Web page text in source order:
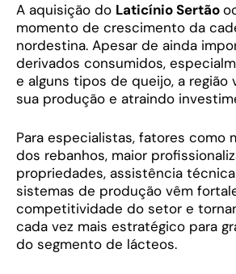
A aquisição do Laticínio Sertão
momento de crescimento da
nordestina. Apesar de ainda
derivados consumidos,
e alguns tipos de queijo, a região
sua produção e atraindo
Para especialistas, fatores como
dos rebanhos, maior
propriedades, assistência
sistemas de produção vêm
competitividade do setor e
cada vez mais estratégico para
do segmento de lácteos.